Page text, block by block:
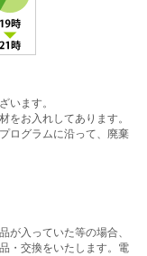
います。
をお入れしてあります。
ログラムに沿って、廃棄
が入っていた等の場合、
・交換をいたします。電